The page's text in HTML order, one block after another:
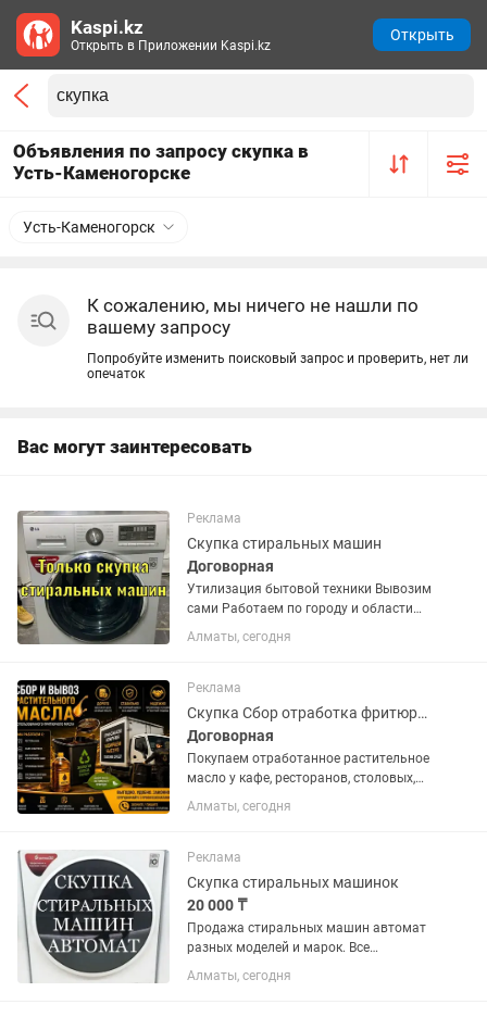
Объявления по запросу скупка в
Усть-Каменогорске
Усть-Каменогорск
К сожалению, мы ничего не нашли по
вашему запросу
Попробуйте изменить поисковый запрос и проверить, нет ли
опечаток
Вас могут заинтересовать
Реклама
Скупка стиральных машин
Договорная
Утилизация бытовой техники Вывозим
сами Работаем по городу и области
продам стиральную машину автомат в
хорошем состоянии Доставка
обмен с доплатой Звоните или пишите
Алматы, сегодня
Реклама
Скупка Сбор отработка фритюрное масло
Договорная
Покупаем отработанное растительное
масло у кафе, ресторанов, столовых,
фастфуда, пекарен и производств.
Предлагаем: Высокие закупочные
Алматы, сегодня
Реклама
Скупка стиральных машинок
20 000 ₸
Продажа стиральных машин автомат
разных моделей и марок. Все
стиральные машины прошли
диагностику. Доставка и подключение
Алматы, сегодня
Kaspi.kz
Открыть в Приложении Kaspi.kz
Открыть